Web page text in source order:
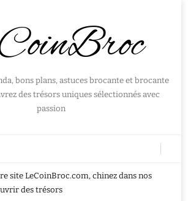
bons plans, astuces brocante et brocante
des trésors uniques sélectionnés avec
passion
site LeCoinBroc.com, chinez dans nos
des trésors